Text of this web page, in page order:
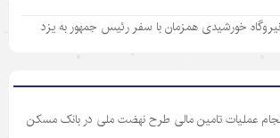
عملیات تامین مالی طرح نهضت ملی در بانک مسکن